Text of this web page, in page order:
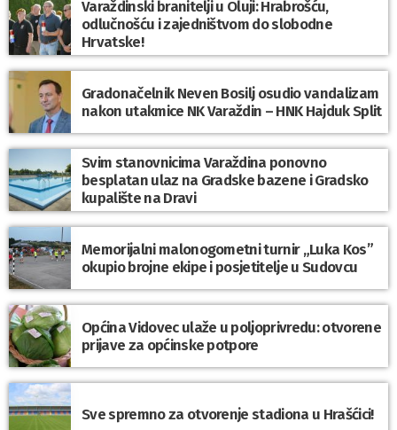
Varaždinski branitelji u Oluji: Hrabrošću,
odlučnošću i zajedništvom do slobodne
Hrvatske!
Gradonačelnik Neven Bosilj osudio vandalizam
nakon utakmice NK Varaždin – HNK Hajduk Split
Svim stanovnicima Varaždina ponovno
besplatan ulaz na Gradske bazene i Gradsko
kupalište na Dravi
Memorijalni malonogometni turnir „Luka Kos”
okupio brojne ekipe i posjetitelje u Sudovcu
Općina Vidovec ulaže u poljoprivredu: otvorene
prijave za općinske potpore
Sve spremno za otvorenje stadiona u Hrašćici!